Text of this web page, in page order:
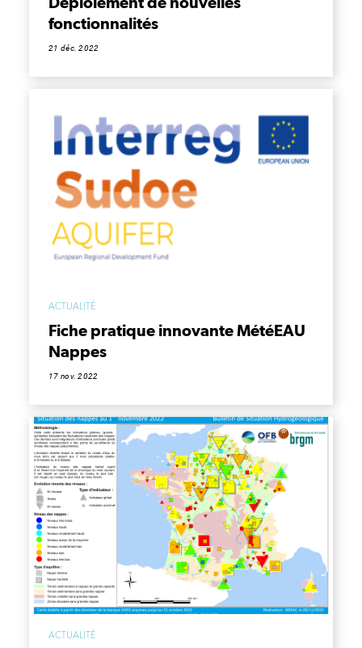
fonctionnalités
21 déc. 2022
ACTUALITÉ
Fiche pratique innovante MétéEAU
Nappes
17 nov. 2022
ACTUALITÉ